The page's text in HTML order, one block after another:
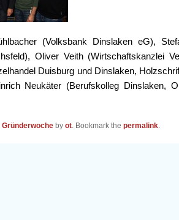
(Volksbank Dinslaken eG),
Oliver Veith (Wirtschaftskanzlei
Duisburg und Dinslaken,
Neukäter (Berufskolleg Dinslaken,
Gründerwoche by ot. Bookmark the permalink.